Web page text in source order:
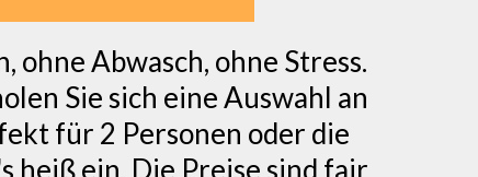
ohne Abwasch, ohne Stress.
Sie sich eine Auswahl an
für 2 Personen oder die
heiß ein. Die Preise sind fair